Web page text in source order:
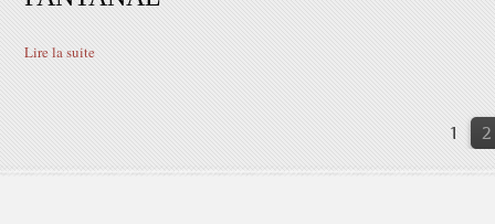
Lire la suite
1 2